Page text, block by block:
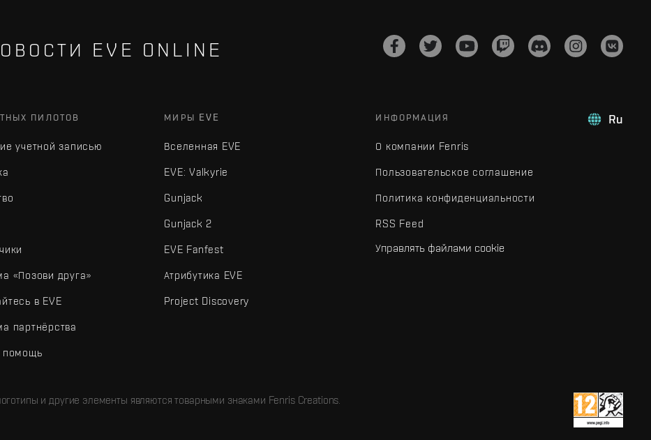
EVE ONLINE
Ru
ПИЛОТОВ
учетной записью
«Позови друга»
в EVE
партнёрства
помощь
МИРЫ EVE
Вселенная EVE
EVE: Valkyrie
Gunjack
Gunjack 2
EVE Fanfest
Атрибутика EVE
Project Discovery
ИНФОРМАЦИЯ
О компании Fenris
Пользовательское соглашение
Политика конфиденциальности
RSS Feed
Управлять файлами cookie
и другие элементы являются товарными знаками Fenris Creations.